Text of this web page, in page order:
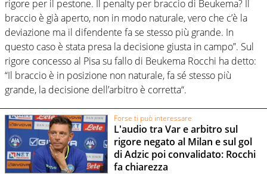
rigore per il pestone. Il penalty per braccio di Beukema? Il
braccio è già aperto, non in modo naturale, vero che c’è la
deviazione ma il difendente fa se stesso più grande. In
questo caso è stata presa la decisione giusta in campo”. Sul
rigore concesso al Pisa su fallo di Beukema Rocchi ha detto:
“Il braccio è in posizione non naturale, fa sé stesso più
grande, la decisione dell’arbitro è corretta“.
Forse ti può interessare
L'audio tra Var e arbitro sul
rigore negato al Milan e sul gol
di Adzic poi convalidato: Rocchi
fa chiarezza